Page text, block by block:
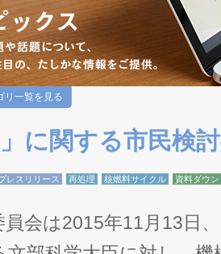
リ一覧を見る
」に関する市民検
レスリリース 再処理 核燃料サイクル 資料ダウ
会は2015年11月13日